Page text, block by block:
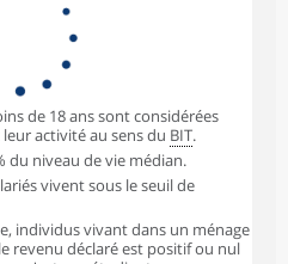
de 18 ans sont considérées
activité au sens du BIT.
du niveau de vie médian.
vivent sous le seuil de
individus vivant dans un ménage
revenu déclaré est positif ou nul